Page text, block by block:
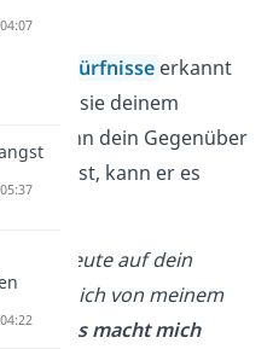
Bedürfnisse erkannt
sie deinem
wenn dein Gegenüber
brauchst, kann er es
hast heute auf dein
als ich von meinem
Das macht mich